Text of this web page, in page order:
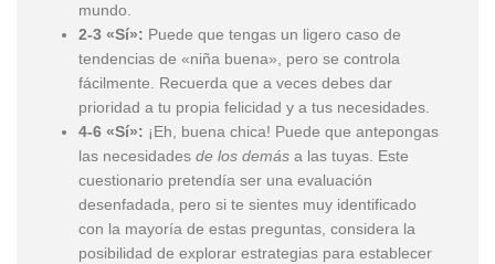
mundo.
2-3 «Sí»: Puede que tengas un ligero caso de
tendencias de «niña buena», pero se controla
fácilmente. Recuerda que a veces debes dar
prioridad a tu propia felicidad y a tus necesidades.
4-6 «Sí»: ¡Eh, buena chica! Puede que antepongas
las necesidades de los demás a las tuyas. Este
cuestionario pretendía ser una evaluación
desenfadada, pero si te sientes muy identificado
con la mayoría de estas preguntas, considera la
posibilidad de explorar estrategias para establecer